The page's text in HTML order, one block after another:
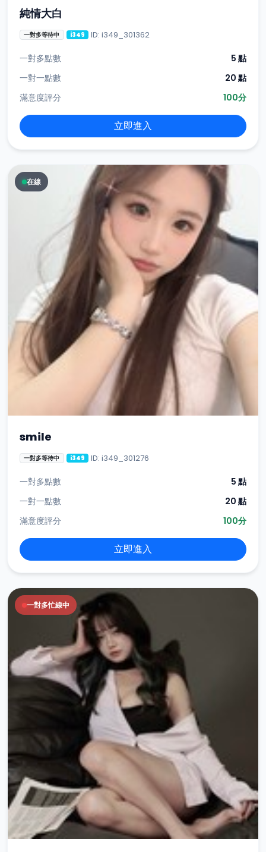
純情大白
一對多等待中 i349 ID: i349_301362
一對多點數
5 點
一對一點數
20 點
滿意度評分
100分
立即進入
在線
smile
一對多等待中 i349 ID: i349_301276
一對多點數
5 點
一對一點數
20 點
滿意度評分
100分
立即進入
一對多忙線中